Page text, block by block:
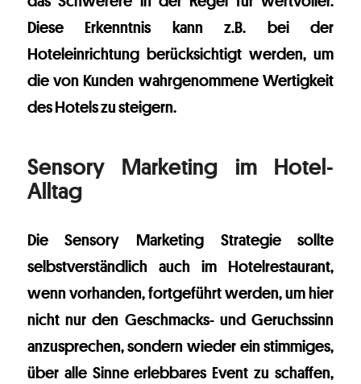
Diese Erkenntnis kann z.B. bei der
Hoteleinrichtung berücksichtigt werden, um
die von Kunden wahrgenommene Wertigkeit
des Hotels zu steigern.
Sensory Marketing im Hotel-
Alltag
Die Sensory Marketing Strategie sollte
selbstverständlich auch im Hotelrestaurant,
wenn vorhanden, fortgeführt werden, um hier
nicht nur den Geschmacks- und Geruchssinn
anzusprechen, sondern wieder ein stimmiges,
über alle Sinne erlebbares Event zu schaffen,